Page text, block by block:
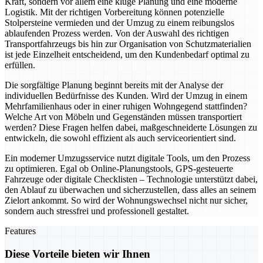
Logistik. Mit der richtigen Vorbereitung können potenzielle
Stolpersteine vermieden und der Umzug zu einem reibungslos
ablaufenden Prozess werden. Von der Auswahl des richtigen
Transportfahrzeugs bis hin zur Organisation von Schutzmaterialien
ist jede Einzelheit entscheidend, um den Kundenbedarf optimal zu
erfüllen.
Die sorgfältige Planung beginnt bereits mit der Analyse der
individuellen Bedürfnisse des Kunden. Wird der Umzug in einem
Mehrfamilienhaus oder in einer ruhigen Wohngegend stattfinden?
Welche Art von Möbeln und Gegenständen müssen transportiert
werden? Diese Fragen helfen dabei, maßgeschneiderte Lösungen zu
entwickeln, die sowohl effizient als auch serviceorientiert sind.
Ein moderner Umzugsservice nutzt digitale Tools, um den Prozess
zu optimieren. Egal ob Online-Planungstools, GPS-gesteuerte
Fahrzeuge oder digitale Checklisten – Technologie unterstützt dabei,
den Ablauf zu überwachen und sicherzustellen, dass alles an seinem
Zielort ankommt. So wird der Wohnungswechsel nicht nur sicher,
sondern auch stressfrei und professionell gestaltet.
Features
Diese Vorteile bieten wir Ihnen